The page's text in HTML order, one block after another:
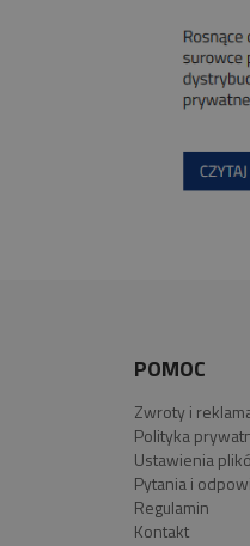
POMOC
Zwroty i
Polityka
Ustawienia
Pytania i
Regulamin
Kontakt